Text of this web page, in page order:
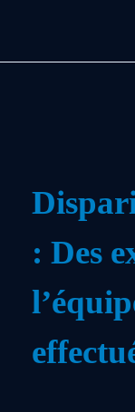
: Des